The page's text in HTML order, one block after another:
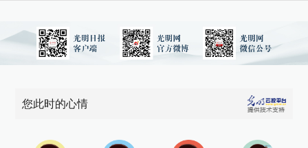
您此时的心情